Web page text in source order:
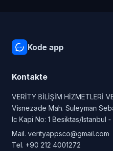
Kode app
Kontakte
VERİTY BİLİŞİM HİZMETLERİ
Visnezade Mah. Suleyman
Ic Kapi No: 1 Besiktas/Istanbul
Mail. verityappsco@gmail.com
Tel. +90 212 4001272